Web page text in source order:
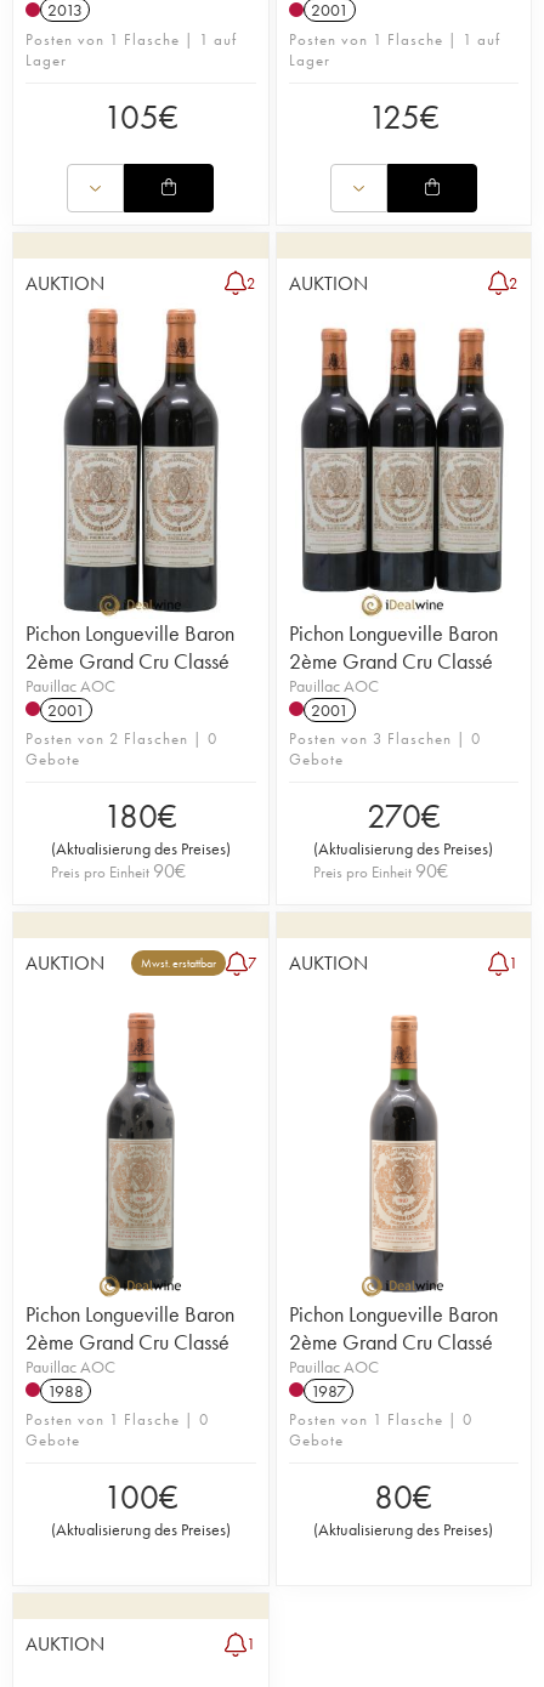
2013
Posten von 1 Flasche | 1 auf
Lager
105€
2001
Posten von 1 Flasche | 1 auf
Lager
125€
AUKTION 2
Pichon Longueville Baron
2ème Grand Cru Classé
Pauillac AOC
2001
Posten von 2 Flaschen | 0
Gebote
180€
(Aktualisierung des Preises)
Preis pro Einheit 90€
AUKTION 2
Pichon Longueville Baron
2ème Grand Cru Classé
Pauillac AOC
2001
Posten von 3 Flaschen | 0
Gebote
270€
(Aktualisierung des Preises)
Preis pro Einheit 90€
AUKTION Mwst. erstattbar 7
Pichon Longueville Baron
2ème Grand Cru Classé
Pauillac AOC
1988
Posten von 1 Flasche | 0
Gebote
100€
(Aktualisierung des Preises)
AUKTION 1
Pichon Longueville Baron
2ème Grand Cru Classé
Pauillac AOC
1987
Posten von 1 Flasche | 0
Gebote
80€
(Aktualisierung des Preises)
AUKTION 1